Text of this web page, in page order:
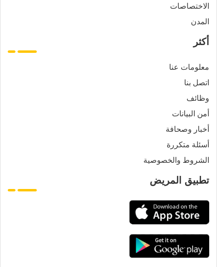
الاختصاصات
المدن
أكثر
معلومات عنا
اتصل بنا
وظائف
أمن البيانات
أخبار وصحافة
أسئلة متكررة
الشروط والخصوصية
تطبيق المريض